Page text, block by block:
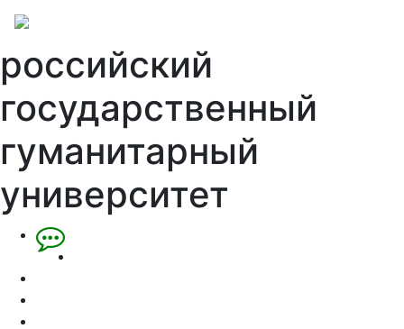
российский
государственный
гуманитарный
университет